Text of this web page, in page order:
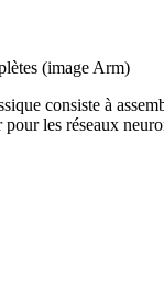
(image Arm)
consiste à
les réseaux